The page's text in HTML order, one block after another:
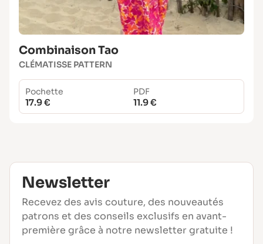
Combinaison Tao
CLÉMATISSE PATTERN
Pochette
17.9 €
PDF
11.9 €
Newsletter
Recevez des avis couture, des nouveautés
patrons et des conseils exclusifs en avant-
première grâce à notre newsletter gratuite !